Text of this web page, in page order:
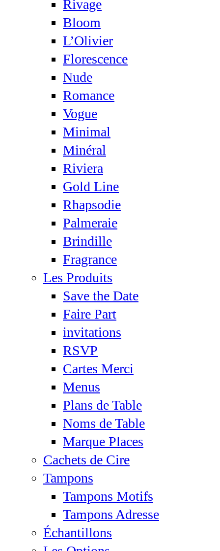
Rivage
Bloom
L’Olivier
Florescence
Nude
Romance
Vogue
Minimal
Minéral
Riviera
Gold Line
Rhapsodie
Palmeraie
Brindille
Fragrance
Les Produits
Save the Date
Faire Part
invitations
RSVP
Cartes Merci
Menus
Plans de Table
Noms de Table
Marque Places
Cachets de Cire
Tampons
Tampons Motifs
Tampons Adresse
Échantillons